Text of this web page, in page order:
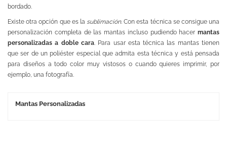
bordado.
Existe otra opción que es la sublimación. Con esta técnica se consigue una
personalización completa de las mantas incluso pudiendo hacer mantas
personalizadas a doble cara. Para usar esta técnica las mantas tienen
que ser de un poliéster especial que admita esta técnica y está pensada
para diseños a todo color muy vistosos o cuando quieres imprimir, por
ejemplo, una fotografía.
Mantas Personalizadas